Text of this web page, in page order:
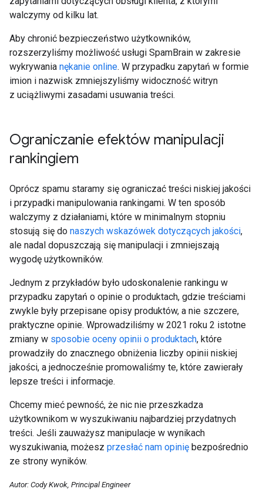
walczymy od kilku lat.
Aby chronić bezpieczeństwo użytkowników,
rozszerzyliśmy możliwość usługi SpamBrain w zakresie
wykrywania nękanie online. W przypadku zapytań w formie
imion i nazwisk zmniejszyliśmy widoczność witryn
z uciążliwymi zasadami usuwania treści.
Ograniczanie efektów manipulacji
rankingiem
Oprócz spamu staramy się ograniczać treści niskiej jakości
i przypadki manipulowania rankingami. W ten sposób
walczymy z działaniami, które w minimalnym stopniu
stosują się do naszych wskazówek dotyczących jakości,
ale nadal dopuszczają się manipulacji i zmniejszają
wygodę użytkowników.
Jednym z przykładów było udoskonalenie rankingu w
przypadku zapytań o opinie o produktach, gdzie treściami
zwykle były przepisane opisy produktów, a nie szczere,
praktyczne opinie. Wprowadziliśmy w 2021 roku 2 istotne
zmiany w sposobie oceny opinii o produktach, które
prowadziły do znacznego obniżenia liczby opinii niskiej
jakości, a jednocześnie promowaliśmy te, które zawierały
lepsze treści i informacje.
Chcemy mieć pewność, że nic nie przeszkadza
użytkownikom w wyszukiwaniu najbardziej przydatnych
treści. Jeśli zauważysz manipulacje w wynikach
wyszukiwania, możesz przesłać nam opinię bezpośrednio
ze strony wyników.
Autor: Cody Kwok, Principal Engineer